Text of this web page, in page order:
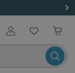
Benutzerkonto